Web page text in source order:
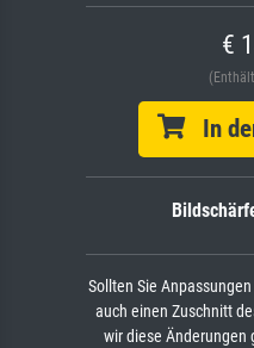
€
In
Sollten Sie
auch einen Zuschnitt
wir diese Änderungen